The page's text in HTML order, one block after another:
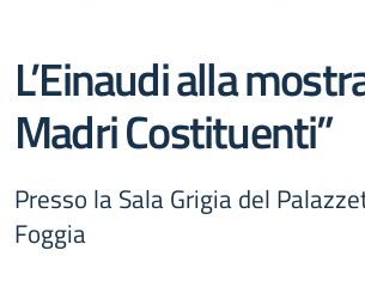
L’Einaudi alla
Madri Costituenti”
Presso la Sala Grigia del
Foggia